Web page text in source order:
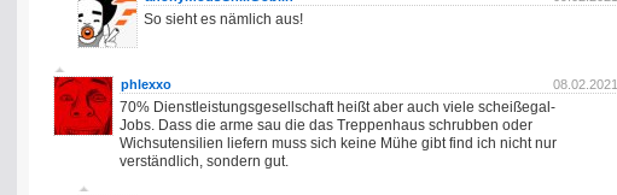
So sieht es nämlich aus!
08.02.2021
phlexxo
70% Dienstleistungsgesellschaft heißt aber auch viele scheißegal-
Jobs. Dass die arme sau die das Treppenhaus schrubben oder
Wichsutensilien liefern muss sich keine Mühe gibt find ich nicht nur
verständlich, sondern gut.